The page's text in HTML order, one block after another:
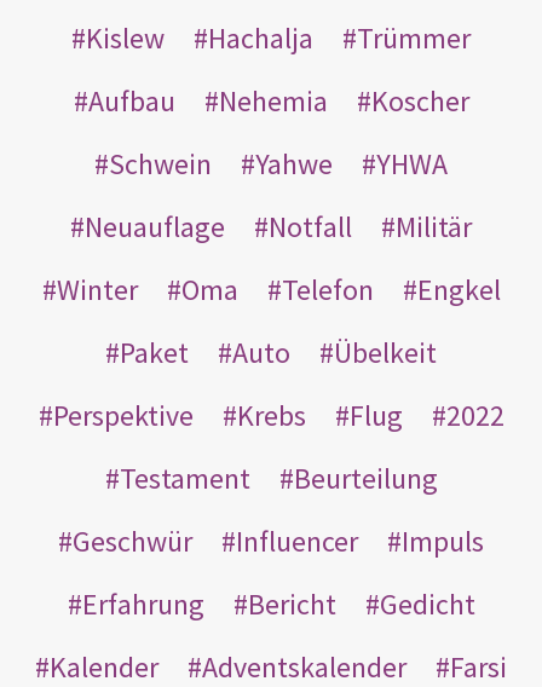
Kislew
Hachalja
Trümmer
Aufbau
Nehemia
Koscher
Schwein
Yahwe
YHWA
Neuauflage
Notfall
Militär
Winter
Oma Telefon
Engkel
Paket
Auto
Übelkeit
Perspektive
Krebs Flug
2022
Testament
Beurteilung
Geschwür
Influencer
Impuls
Erfahrung
Bericht
Gedicht
Kalender
Adventskalender
Farsi